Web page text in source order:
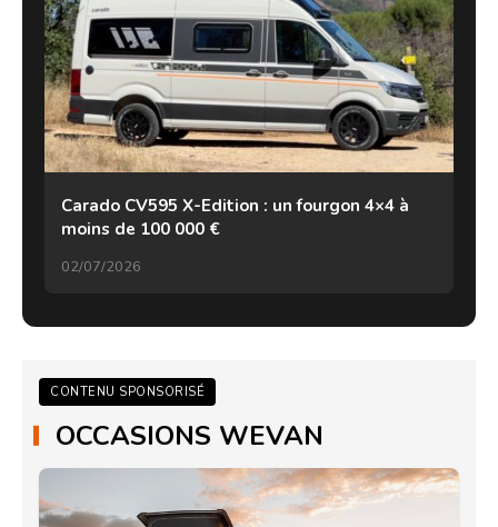
Carado CV595 X-Edition : un fourgon 4×4 à
moins de 100 000 €
02/07/2026
CONTENU SPONSORISÉ
OCCASIONS WEVAN